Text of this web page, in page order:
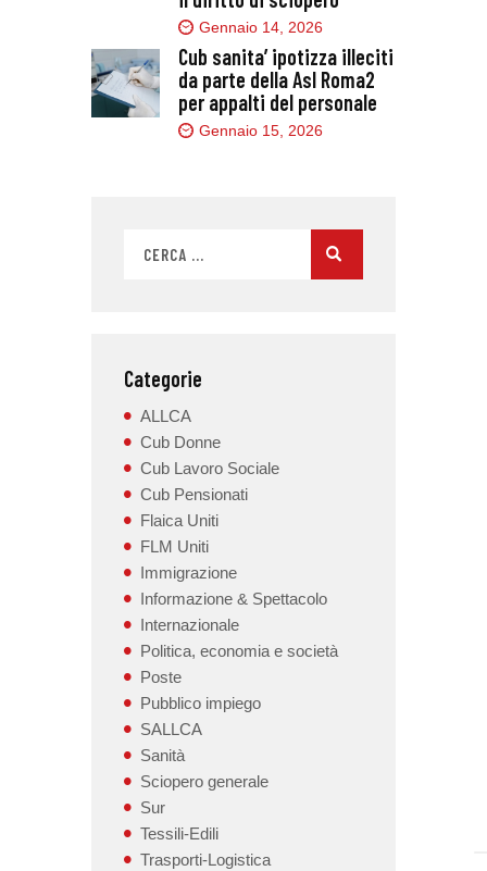
Gennaio 14, 2026
Cub sanita’ ipotizza illeciti
da parte della Asl Roma2
per appalti del personale
Gennaio 15, 2026
Categorie
ALLCA
Cub Donne
Cub Lavoro Sociale
Cub Pensionati
Flaica Uniti
FLM Uniti
Immigrazione
Informazione & Spettacolo
Internazionale
Politica, economia e società
Poste
Pubblico impiego
SALLCA
Sanità
Sciopero generale
Sur
Tessili-Edili
Trasporti-Logistica